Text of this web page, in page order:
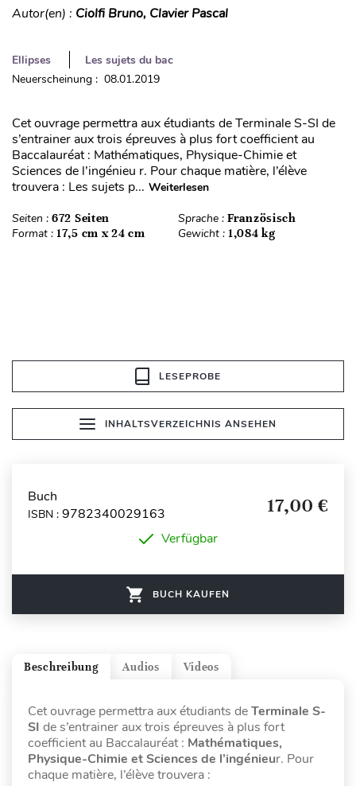
Autor(en) : Ciolfi Bruno, Clavier Pascal
Ellipses
Les sujets du bac
Neuerscheinung : 08.01.2019
Cet ouvrage permettra aux étudiants de Terminale S-SI de
s’entrainer aux trois épreuves à plus fort coefficient au
Baccalauréat : Mathématiques, Physique-Chimie et
Sciences de l’ingénieu r. Pour chaque matière, l’élève
trouvera : Les sujets p... Weiterlesen
Seiten : 672 Seiten Sprache : Französisch
Format : 17,5 cm x 24 cm Gewicht : 1,084 kg
LESEPROBE
INHALTSVERZEICHNIS ANSEHEN
Buch
ISBN : 9782340029163 17,00 €
Verfügbar
BUCH KAUFEN
Videos
Audios
Beschreibung
Cet ouvrage permettra aux étudiants deTerminale S-
SI de s’entrainer aux trois épreuves à plus fort
coefficient au Baccalauréat : Mathématiques,
Physique-Chimie et Sciences de l’ingénieur. Pour
chaque matière, l’élève trouvera :